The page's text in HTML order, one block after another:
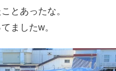
とあったな。
ましたw。